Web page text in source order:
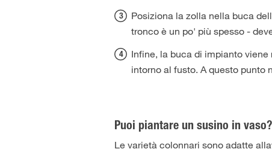
Posiziona la zolla nella buca
tronco è un po' più spesso -
Infine, la buca di impianto
intorno al fusto. A questo punto
Puoi piantare un susino in vaso?
Le varietà colonnari sono adatte